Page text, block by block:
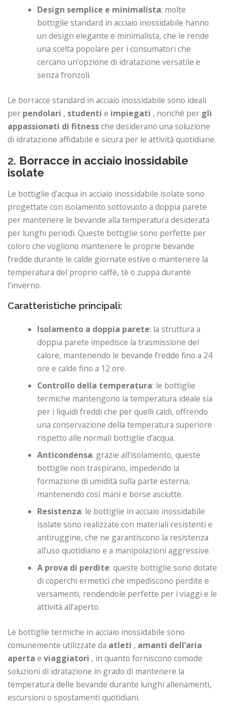
Design semplice e minimalista: molte
bottiglie standard in acciaio inossidabile hanno
un design elegante e minimalista, che le rende
una scelta popolare per i consumatori che
cercano un’opzione di idratazione versatile e
senza fronzoli.
Le borracce standard in acciaio inossidabile sono ideali
per pendolari , studenti e impiegati , nonché per gli
appassionati di fitnessche desiderano una soluzione
di idratazione affidabile e sicura per le attività quotidiane.
2. Borracce in acciaio inossidabile
isolate
Le bottiglie d’acqua in acciaio inossidabile isolate sono
progettate con isolamento sottovuoto a doppia parete
per mantenere le bevande alla temperatura desiderata
per lunghi periodi. Queste bottiglie sono perfette per
coloro che vogliono mantenere le proprie bevande
fredde durante le calde giornate estive o mantenere la
temperatura del proprio caffè, tè o zuppa durante
l’inverno.
Caratteristiche principali:
Isolamento a doppia parete: la struttura a
doppia parete impedisce la trasmissione del
calore, mantenendo le bevande fredde fino a 24
ore e calde fino a 12 ore.
Controllo della temperatura: le bottiglie
termiche mantengono la temperatura ideale sia
per i liquidi freddi che per quelli caldi, offrendo
una conservazione della temperatura superiore
rispetto alle normali bottiglie d’acqua.
Anticondensa: grazie all’isolamento, queste
bottiglie non traspirano, impedendo la
formazione di umidità sulla parte esterna,
mantenendo così mani e borse asciutte.
Resistenza: le bottiglie in acciaio inossidabile
isolate sono realizzate con materiali resistenti e
antiruggine, che ne garantiscono la resistenza
all’uso quotidiano e a manipolazioni aggressive.
A prova di perdite: queste bottiglie sono dotate
di coperchi ermetici che impediscono perdite e
versamenti, rendendole perfette per i viaggi e le
attività all’aperto.
Le bottiglie termiche in acciaio inossidabile sono
comunemente utilizzate da atleti , amanti dell’aria
aperta e viaggiatori , in quanto forniscono comode
soluzioni di idratazione in grado di mantenere la
temperatura delle bevande durante lunghi allenamenti,
escursioni o spostamenti quotidiani.